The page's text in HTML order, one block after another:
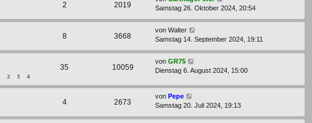
2 2019
Samstag 26. Oktober 2024, 20:54
8 3668
von Walter
Samstag 14. September 2024, 19:11
2 3 4
35 10059
von GR75
Dienstag 6. August 2024, 15:00
4 2673
von Pepe
Samstag 20. Juli 2024, 19:13